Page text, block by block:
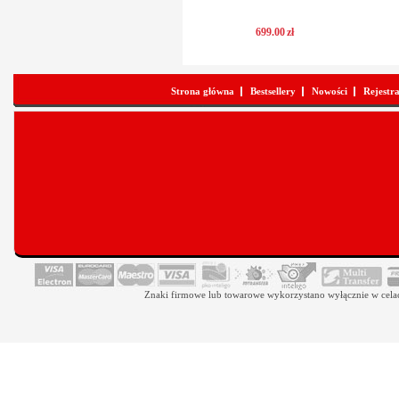
699.00zł
Strona główna Bestsellery Nowości
Znaki firmowe lub towarowe wykorzystano wyłącznie w